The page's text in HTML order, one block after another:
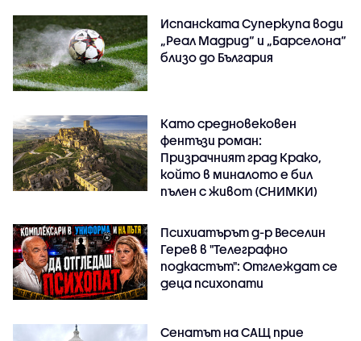
Испанската Суперкупа води
„Реал Мадрид“ и „Барселона“
близо до България
Като средновековен
фентъзи роман:
Призрачният град Крако,
който в миналото е бил
пълен с живот (СНИМКИ)
Психиатърът д-р Веселин
Герев в "Телеграфно
подкастът": Отглеждат се
деца психопати
Сенатът на САЩ прие